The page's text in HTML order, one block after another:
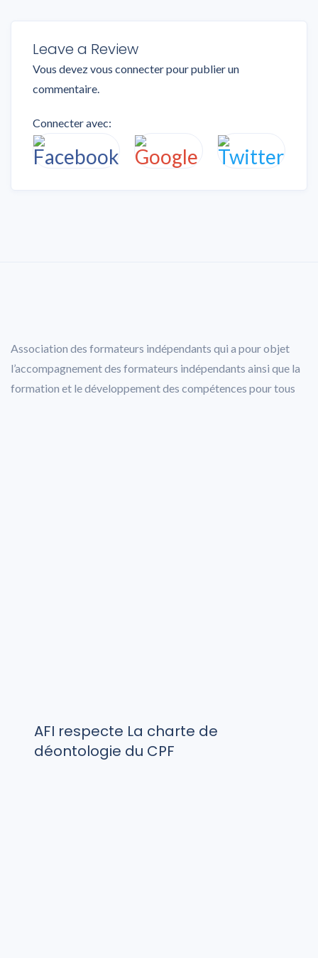
Leave a Review
Vous devezvous connecterpour publier un
commentaire.
Connecter avec:
Association des formateurs indépendants qui a pour objet
l’accompagnement des formateurs indépendants ainsi que la
formation et le développement des compétences pour tous
AFI respecte La charte de
déontologie du CPF